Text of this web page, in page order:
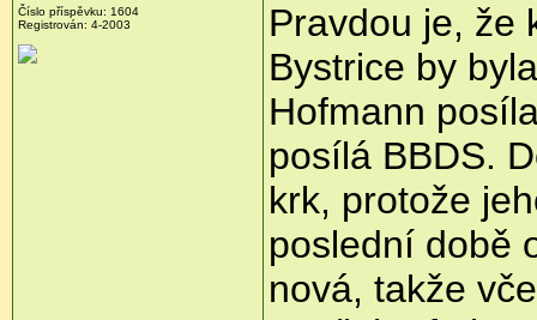
Číslo příspěvku: 1604
Registrován: 4-2003
Pravdou je, že
Bystrice by
Hofmann
posílá BBDS.
krk, protože
poslední době
nová, takže